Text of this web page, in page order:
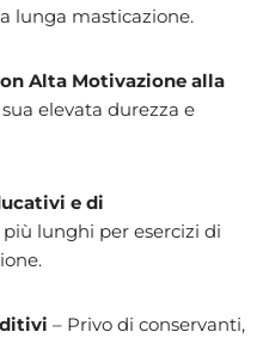
lunga masticazione.
Alta Motivazione alla
elevata durezza e
e di
lunghi per esercizi di
– Privo di conservanti,